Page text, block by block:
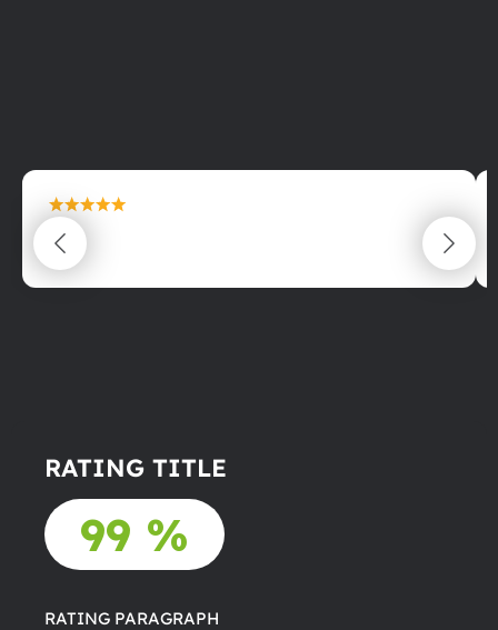
maximální spokojenost
22.06.2025
RATING TITLE
99 %
RATING PARAGRAPH